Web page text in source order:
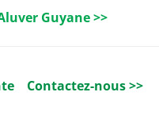
Guyane >>
Contactez-nous >>